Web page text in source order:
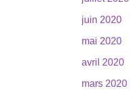
juin 2020
mai 2020
avril 2020
mars 2020